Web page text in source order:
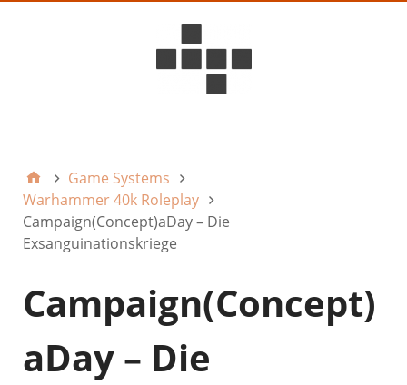
Game Systems
Warhammer 40k Roleplay
Campaign(Concept)aDay – Die
Exsanguinationskriege
Campaign(Concept)
aDay – Die